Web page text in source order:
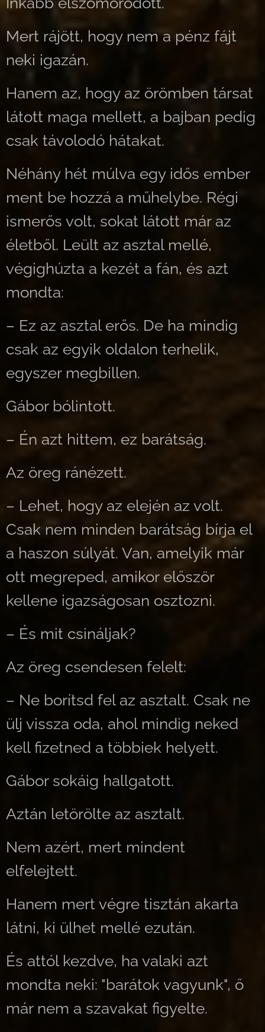
Mert rájött, hogy nem a pénz fájt
neki igazán.
Hanem az, hogy az örömben társat
látott maga mellett, a bajban pedig
csak távolodó hátakat.
Néhány hét múlva egy idős ember
ment be hozzá a műhelybe. Régi
ismerős volt, sokat látott már az
életből. Leült az asztal mellé,
végighúzta a kezét a fán, és azt
mondta:
– Ez az asztal erős. De ha mindig
csak az egyik oldalon terhelik,
egyszer megbillen.
Gábor bólintott.
– Én azt hittem, ez barátság.
Az öreg ránézett.
– Lehet, hogy az elején az volt.
Csak nem minden barátság bírja el
a haszon súlyát. Van, amelyik már
ott megreped, amikor először
kellene igazságosan osztozni.
– És mit csináljak?
Az öreg csendesen felelt:
– Ne borítsd fel az asztalt. Csak ne
ülj vissza oda, ahol mindig neked
kell fizetned a többiek helyett.
Gábor sokáig hallgatott.
Aztán letörölte az asztalt.
Nem azért, mert mindent
elfelejtett.
Hanem mert végre tisztán akarta
látni, ki ülhet mellé ezután.
És attól kezdve, ha valaki azt
mondta neki: "barátok vagyunk", ő
már nem a szavakat figyelte.